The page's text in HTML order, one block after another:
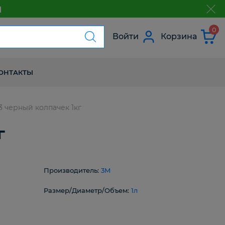
Войти Корзина
0
колпачек 1кг
Производитель: 3M
Размер/Диаметр/Объем: 1л